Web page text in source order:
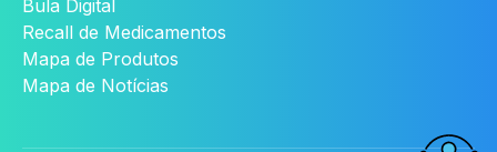
Bula Digital
Recall de Medicamentos
Mapa de Produtos
Mapa de Notícias